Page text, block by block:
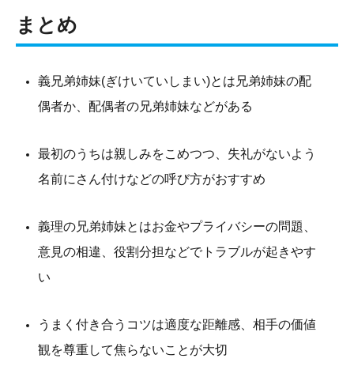
まとめ
義兄弟姉妹(ぎけいていしまい)とは兄弟姉妹の配
偶者か、配偶者の兄弟姉妹などがある
最初のうちは親しみをこめつつ、失礼がないよう
名前にさん付けなどの呼び方がおすすめ
義理の兄弟姉妹とはお金やプライバシーの問題、
意見の相違、役割分担などでトラブルが起きやす
い
うまく付き合うコツは適度な距離感、相手の価値
観を尊重して焦らないことが大切